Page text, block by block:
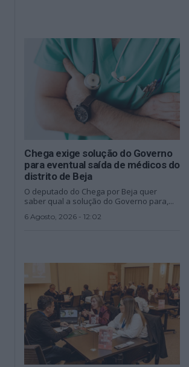
Chega exige solução do Governo
para eventual saída de médicos do
distrito de Beja
O deputado do Chega por Beja quer
saber qual a solução do Governo para,...
6 Agosto, 2026 - 12:02